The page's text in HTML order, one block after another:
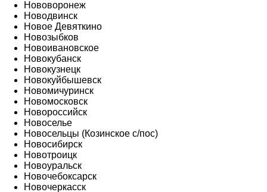
Нововоронеж
Новодвинск
Новое Девяткино
Новозыбков
Новоивановское
Новокубанск
Новокузнецк
Новокуйбышевск
Новомичуринск
Новомосковск
Новороссийск
Новоселье
Новосельцы (Козинское с/пос)
Новосибирск
Новотроицк
Новоуральск
Новочебоксарск
Новочеркасск